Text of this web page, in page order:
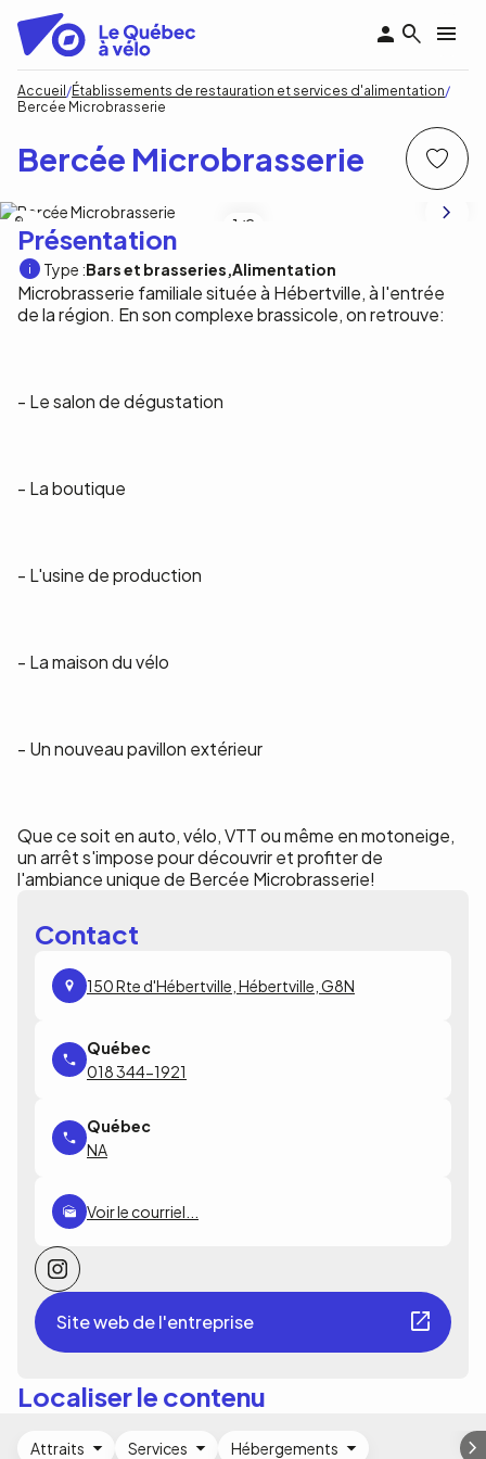
contenu
principal
Fil
Accueil
Établissements de restauration et services d'alimentation
Bercée Microbrasserie
Bercée Microbrasserie
1 /2
Présentation
Type :Bars et brasseries Alimentation
Microbrasserie familiale située à Hébertville, à l'entrée
de la région. En son complexe brassicole, on retrouve:
- Le salon de dégustation
- La boutique
- L'usine de production
- La maison du vélo
- Un nouveau pavillon extérieur
Que ce soit en auto, vélo, VTT ou même en motoneige,
un arrêt s'impose pour découvrir et profiter de
l'ambiance unique de Bercée Microbrasserie!
Contact
150 Rte d'Hébertville, Hébertville, G8N
018 344-1921
NA
Voir le courriel...
Site web de l'entreprise
Localiser le contenu
Attraits Services Hébergements